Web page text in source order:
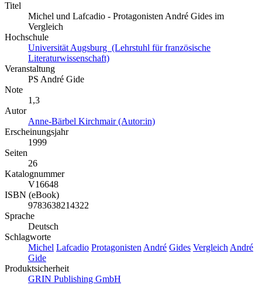
Titel
Michel und Lafcadio - Protagonisten André Gides im
Vergleich
Hochschule
Universität Augsburg (Lehrstuhl für französische
Literaturwissenschaft)
Veranstaltung
PS André Gide
Note
1,3
Autor
Anne-Bärbel Kirchmair (Autor:in)
Erscheinungsjahr
1999
Seiten
26
Katalognummer
V16648
ISBN (eBook)
9783638214322
Sprache
Deutsch
Schlagworte
Michel Lafcadio Protagonisten André Gides Vergleich André
Gide
Produktsicherheit
GRIN Publishing GmbH